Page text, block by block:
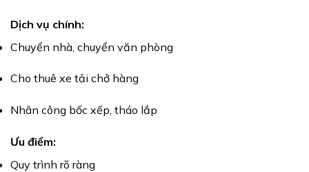
Dịch vụ chính:
Chuyển nhà, chuyển văn phòng
Cho thuê xe tải chở hàng
Nhân công bốc xếp, tháo lắp
Ưu điểm:
Quy trình rõ ràng